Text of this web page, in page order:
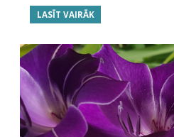
LASĪT VAIRĀK